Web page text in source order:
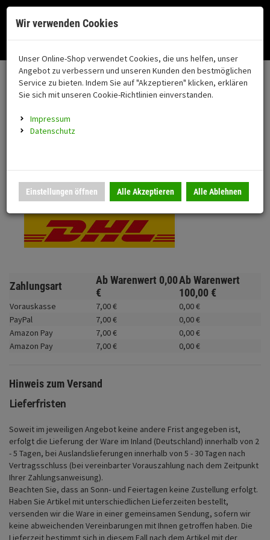
Fahrzeugteile
Alle Kategorien
FAHRZEUGTEILE
Montageständer
Beleuchtung
Fahrwerk
Zubehör
Merchandise
Neuheiten
coming soon
Anmelden | Registrieren Merkzettel
Ihr Warenkorb ist momentan leer.
Ergebnisse () Fertig
Nutzung unserer Dienste erklären Sie sich damit einverstanden!
Okay Datenschutz
Menü
Motorrad auswählen
Versand & Lieferung
Bitte wählen Sie Ihr Lieferland.
DHL National
Zahlungsart Ab Warenwert 0,00
€
Ab Warenwert
100,00 €
Vorauskasse 7,00€ 0,00€
PayPal
7,00€ 0,00€
Amazon Pay
7,00€ 0,00€
Amazon Pay
7,00€ 0,00€
Hinweis zum Versand
Lieferfristen
Soweit im jeweiligen Angebot keine andere Frist angegeben ist,
erfolgt die Lieferung der Ware im Inland (Deutschland) innerhalb von 2
- 5 Tagen, bei Auslandslieferungen innerhalb von 5 - 30 Tagen nach
Vertragsschluss (bei vereinbarter Vorauszahlung nach dem Zeitpunkt
Ihrer Zahlungsanweisung).
Beachten Sie, dass an Sonn- und Feiertagen keine Zustellung erfolgt.
Haben Sie Artikel mit unterschiedlichen Lieferzeiten bestellt,
versenden wir die Ware in einer gemeinsamen Sendung, sofern wir
keine abweichenden Vereinbarungen mit Ihnen getroffen haben. Die
Lieferzeit bestimmt sich in diesem Fall nach dem Artikel mit der
Wir verwenden Cookies
Unser Online-Shop verwendet Cookies, die uns helfen, unser
Angebot zu verbessern und unseren Kunden den bestmöglichen
Service zu bieten. Indem Sie auf "Akzeptieren" klicken, erklären
Sie sich mit unseren Cookie-Richtlinien einverstanden.
Impressum
Datenschutz
Einstellungen öffnen Alle Akzeptieren Alle Ablehnen